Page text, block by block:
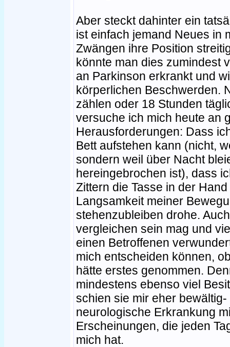
Aber steckt dahinter ein
ist einfach jemand Neues in
Zwängen ihre Position
könnte man dies zumindest
an Parkinson erkrankt und
körperlichen Beschwerden.
zählen oder 18 Stunden
versuche ich mich heute an
Herausforderungen: Dass
Bett aufstehen kann (nicht,
sondern weil über Nacht
hereingebrochen ist), dass
Zittern die Tasse in der
Langsamkeit meiner
stehenzubleiben drohe.
vergleichen sein mag und
einen Betroffenen
mich entscheiden können,
hätte erstes genommen.
mindestens ebenso viel
schien sie mir eher
neurologische Erkrankung
Erscheinungen, die jeden
mich hat.